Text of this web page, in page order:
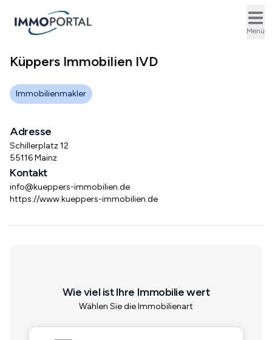
Menü
Küppers Immobilien IVD
Immobilienmakler
Adresse
Schillerplatz 12
55116 Mainz
Kontakt
info@kueppers-immobilien.de
https://www.kueppers-immobilien.de
Wie viel ist Ihre Immobilie wert
Wählen Sie die Immobilienart